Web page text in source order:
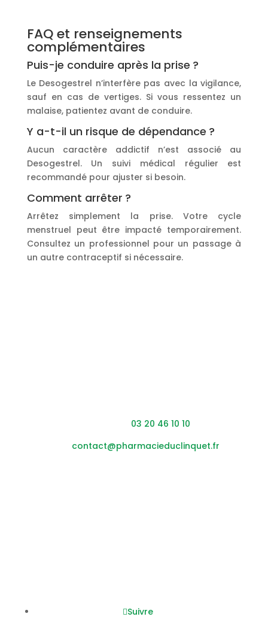
FAQ et renseignements
complémentaires
Puis-je conduire après la prise ?
Le Desogestrel n’interfère pas avec la vigilance,
sauf en cas de vertiges. Si vous ressentez un
malaise, patientez avant de conduire.
Y a-t-il un risque de dépendance ?
Aucun caractère addictif n’est associé au
Desogestrel. Un suivi médical régulier est
recommandé pour ajuster si besoin.
Comment arrêter ?
Arrêtez simplement la prise. Votre cycle
menstruel peut être impacté temporairement.
Consultez un professionnel pour un passage à
un autre contraceptif si nécessaire.
03 20 46 10 10
contact@pharmacieduclinquet.fr
Suivre